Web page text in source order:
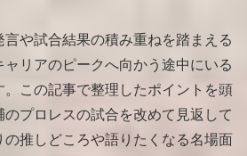
や試合結果の積み重ねを踏まえる
ャリアのピークへ向かう途中にいる
この記事で整理したポイントを頭
プロレスの試合を改めて見返して
推しどころや語りたくなる名場面